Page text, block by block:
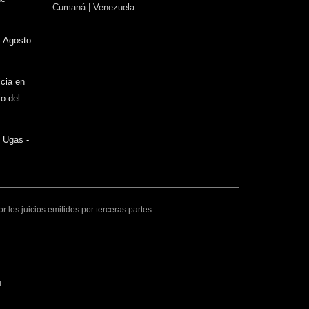
Agosto
en
del
Ugas -
Cumaná | Venezuela
los juicios emitidos por terceras partes.